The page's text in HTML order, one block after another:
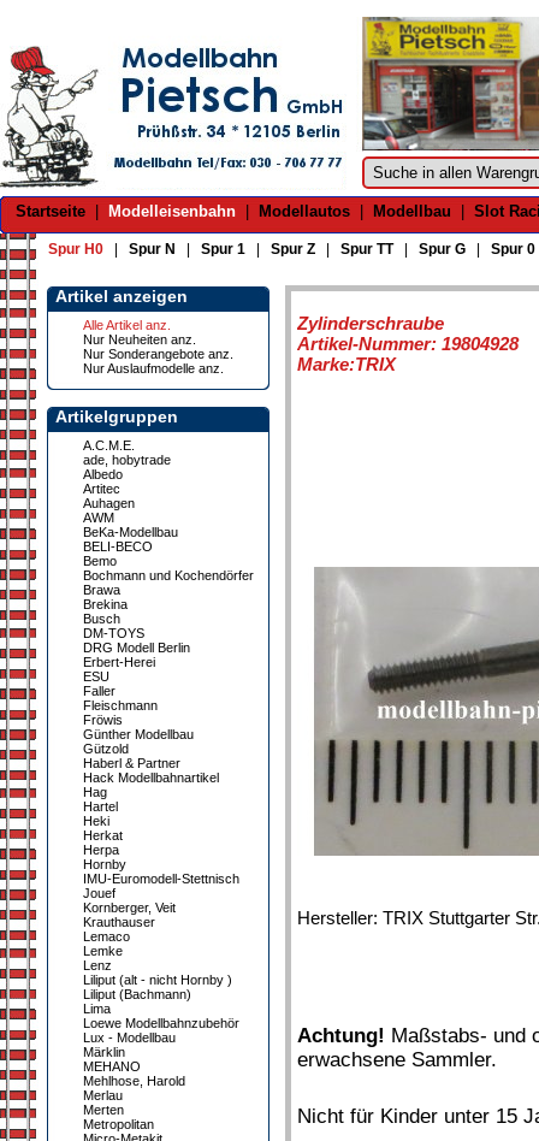
Startseite Modelleisenbahn Modellautos Modellbau Slot
Spur H0 Spur N Spur 1 Spur Z Spur TT| Spur G Spur 0
Artikel anzeigen
Alle Artikel anz.
Nur Neuheiten anz.
Nur Sonderangebote anz.
Nur Auslaufmodelle anz.
Artikelgruppen
A.C.M.E.
ade, hobytrade
Albedo
Artitec
Auhagen
AWM
BeKa-Modellbau
BELI-BECO
Bemo
Bochmann und Kochendörfer
Brawa
Brekina
Busch
DM-TOYS
DRG Modell Berlin
Erbert-Herei
ESU
Faller
Fleischmann
Fröwis
Günther Modellbau
Gützold
Haberl & Partner
Hack Modellbahnartikel
Hag
Hartel
Heki
Herkat
Herpa
Hornby
IMU-Euromodell-Stettnisch
Jouef
Kornberger, Veit
Krauthauser
Lemaco
Lemke
Lenz
Liliput (alt - nicht Hornby )
Liliput (Bachmann)
Lima
Loewe Modellbahnzubehör
Lux - Modellbau
Märklin
MEHANO
Mehlhose, Harold
Merlau
Merten
Metropolitan
Zylinderschraube
Artikel-Nummer: 19804928
Marke:TRIX
Hersteller: TRIX Stuttgarter
Achtung! Maßstabs- und
erwachsene Sammler.
Nicht für Kinder unter 15